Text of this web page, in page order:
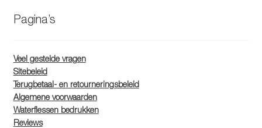
Pagina’s
Veel gestelde vragen
Sitebeleid
Terugbetaal- en retourneringsbeleid
Algemene voorwaarden
Waterflessen bedrukken
Reviews